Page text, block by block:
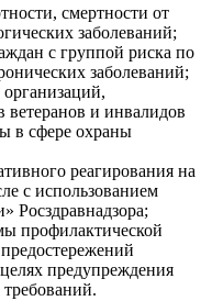
смертности от
заболеваний;
с группой риска по
заболеваний;
и инвалидов
в сфере охраны
реагирования на
с использованием
Росздравнадзора;
профилактической
предупреждения